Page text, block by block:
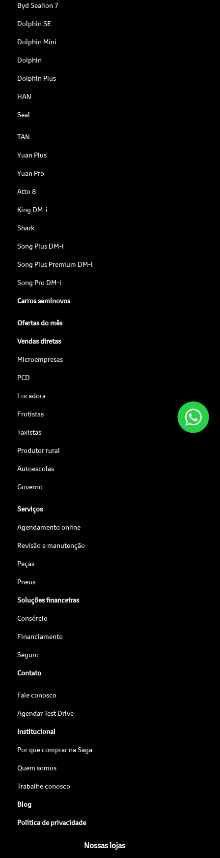
Byd Sealion 7
Dolphin SE
Dolphin Mini
Dolphin
Dolphin Plus
HAN
Seal
TAN
Yuan Plus
Yuan Pro
Atto 8
King DM-i
Shark
Song Plus DM-i
Song Plus Premium DM-i
Song Pro DM-i
Carros seminovos
Ofertas do mês
Vendas diretas
Microempresas
PCD
Locadora
Frotistas
Taxistas
Produtor rural
Autoescolas
Governo
Serviços
Agendamento online
Revisão e manutenção
Peças
Pneus
Soluções financeiras
Consórcio
Financiamento
Seguro
Contato
Fale conosco
Agendar Test Drive
Institucional
Por que comprar na Saga
Quem somos
Trabalhe conosco
Blog
Política de privacidade
Nossas lojas